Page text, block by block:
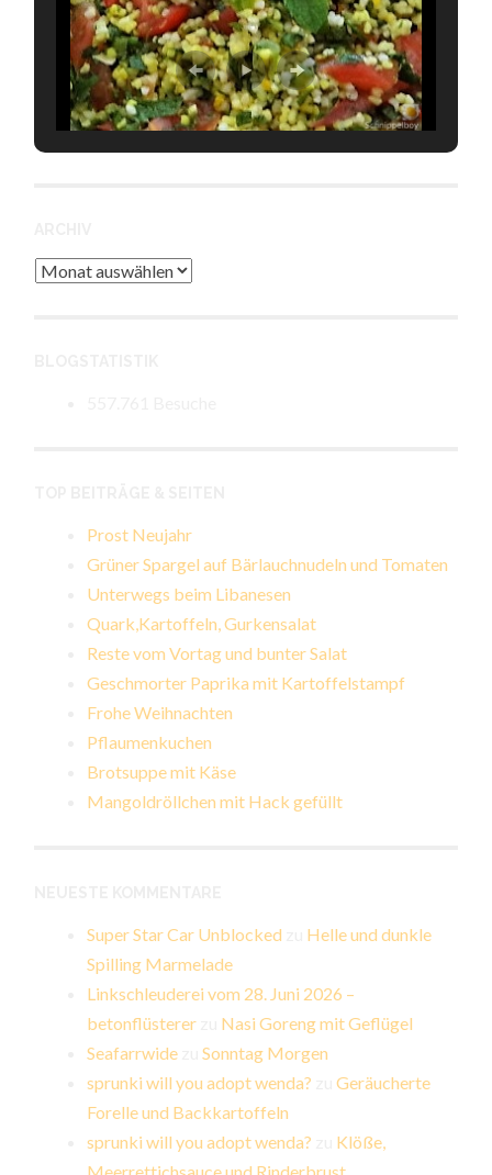
Archiv
Prost Neujahr
Grüner Spargel auf Bärlauchnudeln und Tomaten
Unterwegs beim Libanesen
Quark,Kartoffeln, Gurkensalat
Reste vom Vortag und bunter Salat
Geschmorter Paprika mit Kartoffelstampf
Frohe Weihnachten
Pflaumenkuchen
Brotsuppe mit Käse
Mangoldröllchen mit Hack gefüllt
Super Star Car Unblocked
Helle und dunkle
Spilling Marmelade
Linkschleuderei vom 28. Juni 2026 –
betonflüsterer
Nasi Goreng mit Geflügel
Seafarrwide zuSonntag Morgen
sprunki will you adopt wenda? zuGeräucherte
Forelle und Backkartoffeln
sprunki will you adopt wenda?
Klöße,
Meerrettichsauce und Rinderbrust